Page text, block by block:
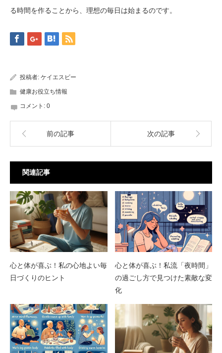
る時間を作ることから、理想の毎日は始まるのです。
投稿者: ケイエスビー
健康お役立ち情報
コメント: 0
前の記事 次の記事
関連記事
心と体が喜ぶ！私の心地よい毎
日づくりのヒント
心と体が喜ぶ！私流「夜時間」
の過ごし方で見つけた素敵な変
化